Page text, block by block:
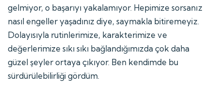
gelmiyor, o başarıyı yakalamıyor. Hepimize sorsanız
nasıl engeller yaşadınız diye, saymakla bitiremeyiz.
Dolayısıyla rutinlerimize, karakterimize ve
değerlerimize sıkı sıkı bağlandığımızda çok daha
güzel şeyler ortaya çıkıyor. Ben kendimde bu
sürdürülebilirliği gördüm.